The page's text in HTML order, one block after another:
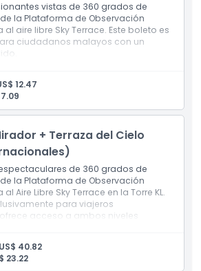
vistas de 360 grados de
la Plataforma de Observación
al aire libre Sky Terrace. Este boleto es
ciudadanos malayos con un
de Observación interior
al aire libre Sky Terrace
malayos (solo titulares de
12.47
+ Terraza del Cielo
de 360 grados de
la Plataforma de Observación
Aire Libre Sky Terrace en la Torre KL.
para viajeros
acceso a ambos niveles
de Observación Interior
US$ 40.82
23.22